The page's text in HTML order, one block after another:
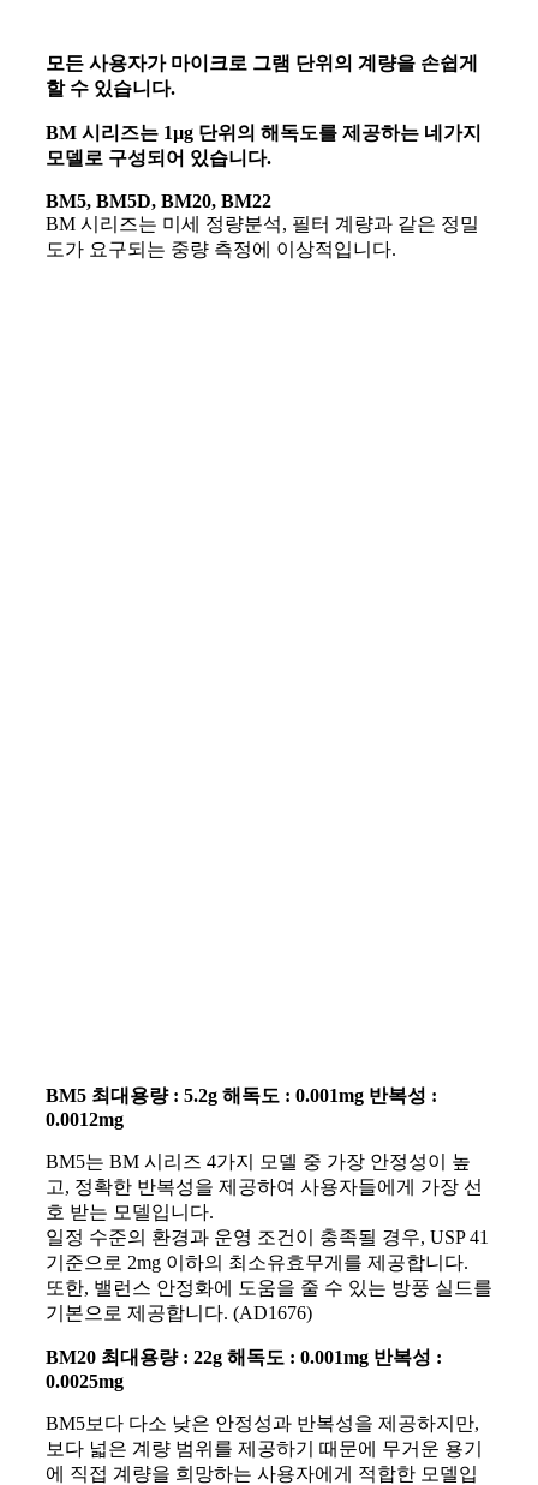
모든 사용자가 마이크로 그램 단위의 계량을 손쉽게
할 수 있습니다.
BM 시리즈는 1µg 단위의 해독도를 제공하는 네가지
모델로 구성되어 있습니다.
BM5, BM5D, BM20, BM22
BM 시리즈는 미세 정량분석, 필터 계량과 같은 정밀
도가 요구되는 중량 측정에 이상적입니다.
BM5 최대용량 : 5.2g 해독도 : 0.001mg 반복성 :
0.0012mg
BM5는 BM 시리즈 4가지 모델 중 가장 안정성이 높
고, 정확한 반복성을 제공하여 사용자들에게 가장 선
호 받는 모델입니다.
일정 수준의 환경과 운영 조건이 충족될 경우, USP 41
기준으로 2mg 이하의 최소유효무게를 제공합니다.
또한, 밸런스 안정화에 도움을 줄 수 있는 방풍 실드를
기본으로 제공합니다. (AD1676)
BM20 최대용량 : 22g 해독도 : 0.001mg 반복성 :
0.0025mg
BM5보다 다소 낮은 안정성과 반복성을 제공하지만,
보다 넓은 계량 범위를 제공하기 때문에 무거운 용기
에 직접 계량을 희망하는 사용자에게 적합한 모델입